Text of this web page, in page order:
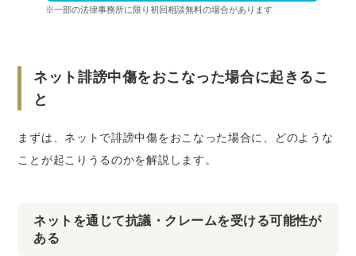
※一部の法律事務所に限り初回相談無料の場合があります
ネット誹謗中傷をおこなった場合に起きるこ
と
まずは、ネットで誹謗中傷をおこなった場合に、どのような
ことが起こりうるのかを解説します。
ネットを通じて抗議・クレームを受ける可能性が
ある